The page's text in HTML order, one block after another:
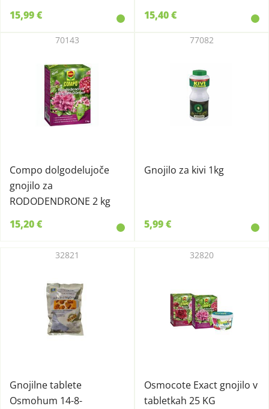
15,99 € 15,40 €
Compo dolgodelujoče
gnojilo za
RODODENDRONE 2 kg
70143
15,20 €
Gnojilo za kivi 1kg
77082
5,99 €
Gnojilne tablete
Osmohum 14-8-
32821
Osmocote Exact gnojilo v
tabletkah 25 KG
32820